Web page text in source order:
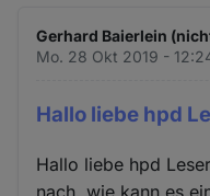
Gerhard Baierlein
Mo. 28 Okt 2019 -
Hallo liebe hpd
Hallo liebe hpd
nach, wie kann es